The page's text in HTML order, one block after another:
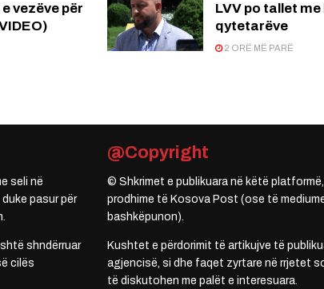
vezëve për
LVV po tallet me
qytetarëve
2 ORË MË PARË
seli në
pasur për
shndërruar
cilës
@Copyright
© Shkrimet e publikuara në këtë
prodhime të Kosova Post (ose të
bashkëpunon).
Kushtet e përdorimit të artikujve të
agjencisë, si dhe faqet zyrtare në rrjetet
të diskutohen me palët e interesuara.